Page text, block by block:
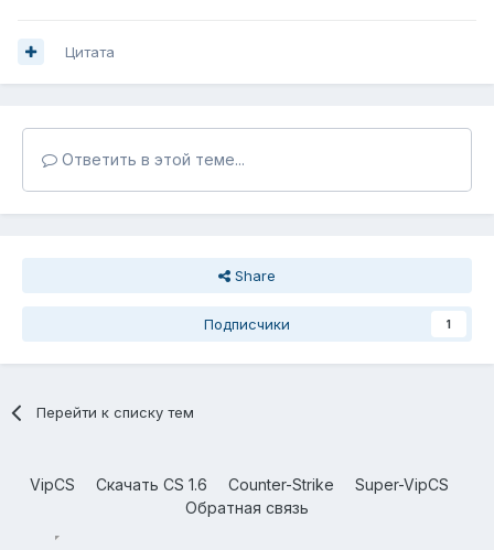
Цитата
Ответить в этой теме...
Share
Подписчики 1
Перейти к списку тем
VipCS Скачать CS 1.6 Counter-Strike
Super-VipCS
Обратная связь